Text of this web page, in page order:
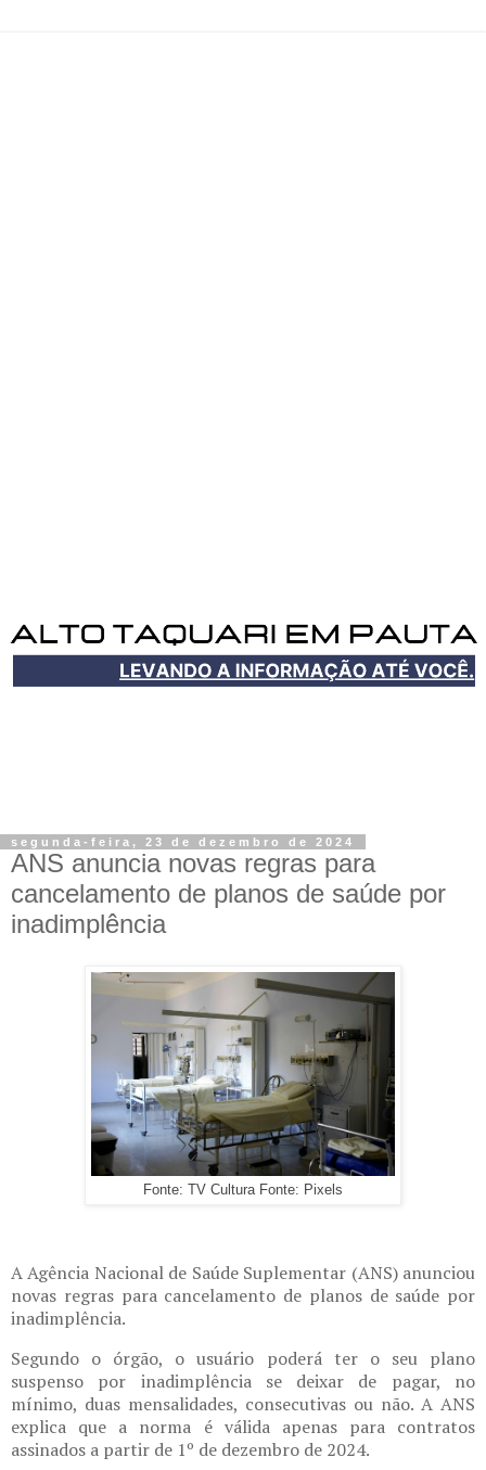
segunda-feira, 23 de dezembro de 2024
ANS anuncia novas regras para
cancelamento de planos de saúde por
inadimplência
Fonte: TV Cultura Fonte: Pixels
A Agência Nacional de Saúde Suplementar (ANS) anunciou
novas regras para cancelamento de planos de saúde por
inadimplência.
Segundo o órgão, o usuário poderá ter o seu plano
suspenso por inadimplência se deixar de pagar, no
mínimo, duas mensalidades, consecutivas ou não. A ANS
explica que a norma é válida apenas para contratos
assinados a partir de 1º de dezembro de 2024.